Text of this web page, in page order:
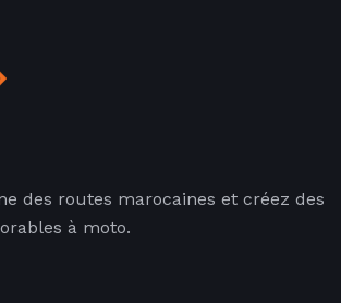
des routes marocaines et créez des
à moto.